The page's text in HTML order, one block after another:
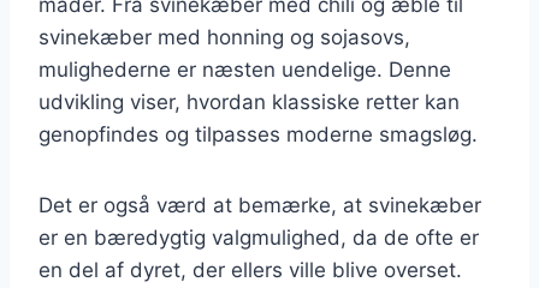
svinekæber med honning og sojasovs,
mulighederne er næsten uendelige. Denne
udvikling viser, hvordan klassiske retter kan
genopfindes og tilpasses moderne smagsløg.
Det er også værd at bemærke, at svinekæber
er en bæredygtig valgmulighed, da de ofte er
en del af dyret, der ellers ville blive overset.